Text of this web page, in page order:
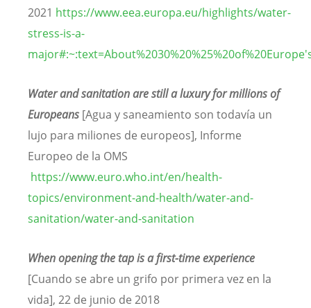
2021 https://www.eea.europa.eu/highlights/water-
stress-is-a-
Water and sanitation are still a luxury for millions of
Europeans [Agua y saneamiento son todavía un
lujo para miliones de europeos], Informe
Europeo de la OMS
https://www.euro.who.int/en/health-
topics/environment-and-health/water-and-
sanitation/water-and-sanitation
When opening the tap is a first-time experience
[Cuando se abre un grifo por primera vez en la
vida], 22 de junio de 2018